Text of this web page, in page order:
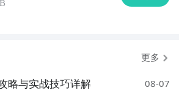
更多
略与实战技巧详解 08-07